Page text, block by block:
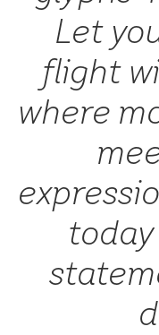
Let
flight
where